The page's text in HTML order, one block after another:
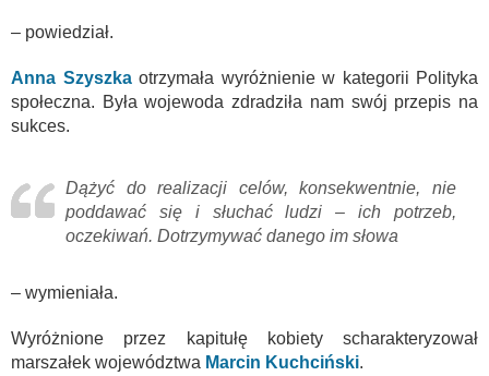
– powiedział.
Anna Szyszkaotrzymała wyróżnienie w kategorii Polityka
społeczna. Była wojewoda zdradziła nam swój przepis na
sukces.
Dążyć do realizacji celów, konsekwentnie, nie
poddawać się i słuchać ludzi – ich potrzeb,
oczekiwań. Dotrzymywać danego im słowa
– wymieniała.
Wyróżnione przez kapitułę kobiety scharakteryzował
marszałek województwa Marcin Kuchciński.